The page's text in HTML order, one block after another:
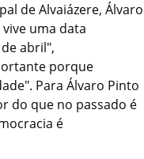
de Alvaiázere, Álvaro
uma data
abril",
porque
Para Álvaro Pinto
do que no passado é
é